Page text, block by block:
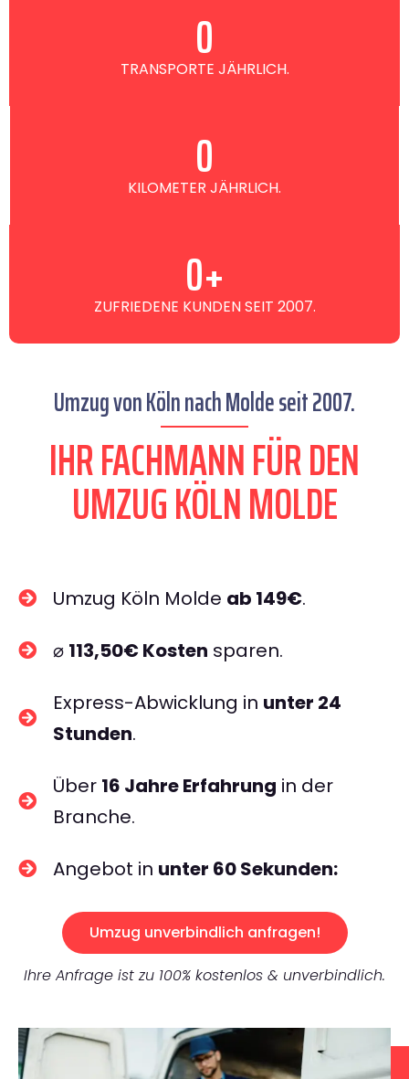
TRANSPORTE JÄHRLICH.
0
KILOMETER JÄHRLICH.
0
ZUFRIEDENE KUNDEN SEIT 2007.
0+
Umzug von Köln nach Molde seit 2007.
IHR FACHMANN FÜR DEN
UMZUG KÖLN MOLDE
Umzug Köln Molde ab 149€.
⌀ 113,50€ Kosten sparen.
Express-Abwicklung in unter 24
Stunden.
Über 16 Jahre Erfahrung in der
Branche.
Angebot in unter 60 Sekunden:
Umzug unverbindlich anfragen!
Ihre Anfrage ist zu 100% kostenlos & unverbindlich.